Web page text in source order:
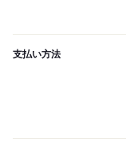
支払い方法